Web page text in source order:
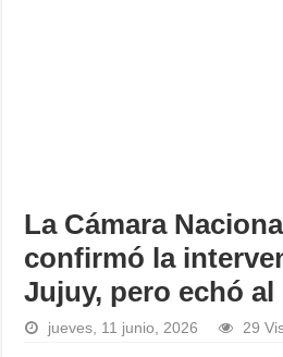
La Cámara
confirmó la
Jujuy, pero echó
jueves, 11 junio, 2026 29